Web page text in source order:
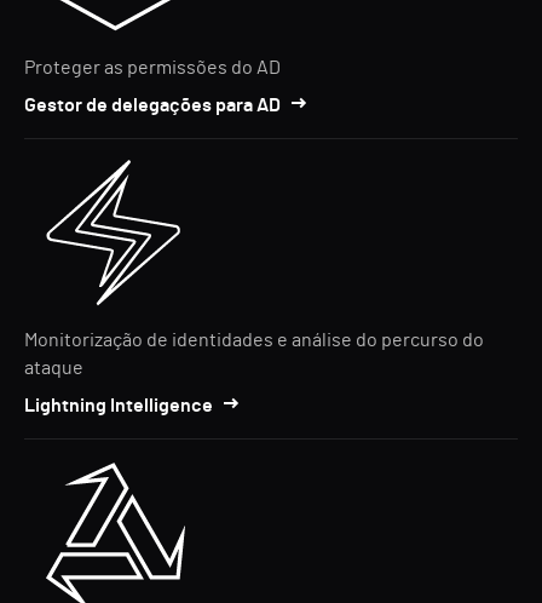
Proteger as permissões do AD
Gestor de delegações para AD
Monitorização de identidades e análise do percurso do
ataque
Lightning Intelligence